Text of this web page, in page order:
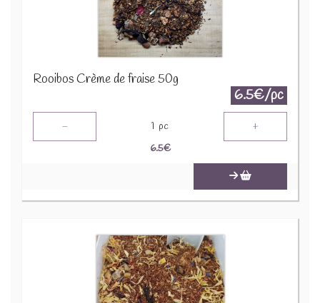
Rooibos Crème de fraise 50g
6.5€/pc
- 1 pc +
6.5€